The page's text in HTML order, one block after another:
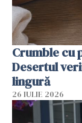
Crumble cu
Desertul
lingură
26 IULIE 2026